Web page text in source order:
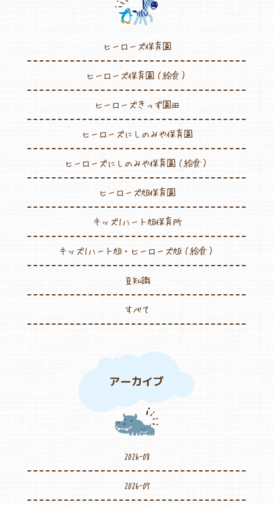
ヒーローズ保育園
ヒーローズ保育園（給食）
ヒーローズきっず園田
ヒーローズにしのみや保育園
ヒーローズにしのみや保育園（給食）
ヒーローズ旭保育園
キッズ1ハート旭保育所
キッズ1ハート旭・ヒーローズ旭（給食）
豆知識
すべて
アーカイブ
2026-08
2026-07